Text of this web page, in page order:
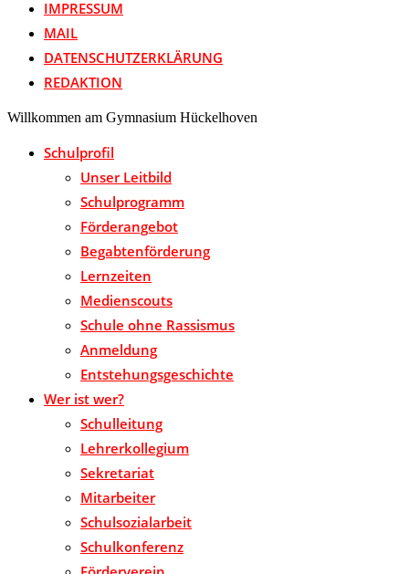
IMPRESSUM
MAIL
DATENSCHUTZERKLÄRUNG
REDAKTION
Willkommen am Gymnasium Hückelhoven
Schulprofil
Unser Leitbild
Schulprogramm
Förderangebot
Begabtenförderung
Lernzeiten
Medienscouts
Schule ohne Rassismus
Anmeldung
Entstehungsgeschichte
Wer ist wer?
Schulleitung
Lehrerkollegium
Sekretariat
Mitarbeiter
Schulsozialarbeit
Schulkonferenz